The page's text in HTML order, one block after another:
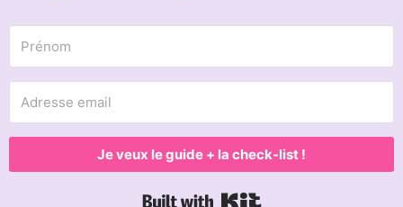
Je veux le guide + la check-list !
Built with Kit